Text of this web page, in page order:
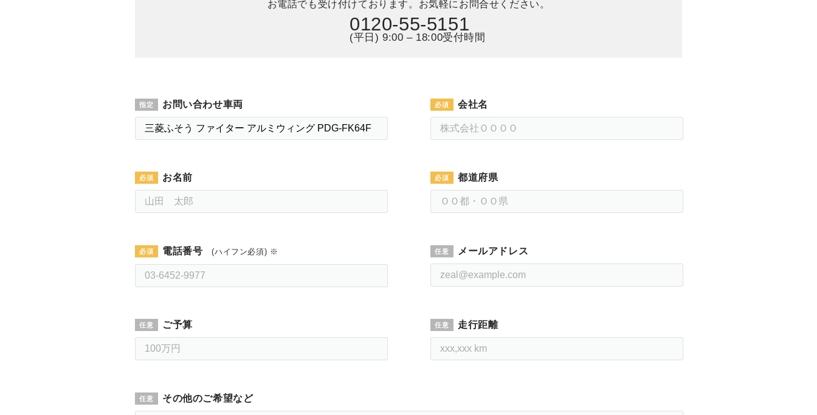
お電話でも受け付けております。 お気軽にお問合せください。
0120-55-5151
(平日) 9:00 – 18:00受付時間
お問い合わせ車両 会社名
お名前 都道府県
電話番号 (ハイフン必須) ※ メールアドレス
ご予算 走行距離
その他のご希望など